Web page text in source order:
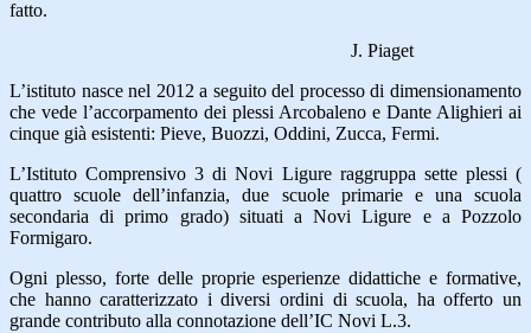
fatto.
J. Piaget
L’istituto nasce nel 2012 a seguito del processo di dimensionamento
che vede l’accorpamento dei plessi Arcobaleno e Dante Alighieri ai
cinque già esistenti: Pieve, Buozzi, Oddini, Zucca, Fermi.
L’Istituto Comprensivo 3 di Novi Ligure raggruppa sette plessi (
quattro scuole dell’infanzia, due scuole primarie e una scuola
secondaria di primo grado) situati a Novi Ligure e a Pozzolo
Formigaro.
Ogni plesso, forte delle proprie esperienze didattiche e formative,
che hanno caratterizzato i diversi ordini di scuola, ha offerto un
grande contributo alla connotazione dell’IC Novi L.3.